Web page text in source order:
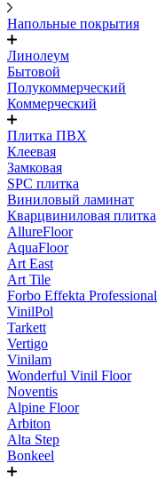
Напольные покрытия
Линолеум
Бытовой
Полукоммерческий
Коммерческий
Плитка ПВХ
Клеевая
Замковая
SPC плитка
Виниловый ламинат
Кварцвиниловая плитка
AllureFloor
AquaFloor
Art East
Art Tile
Forbo Effekta Professional
VinilPol
Tarkett
Vertigo
Vinilam
Wonderful Vinil Floor
Noventis
Alpine Floor
Arbiton
Alta Step
Bonkeel